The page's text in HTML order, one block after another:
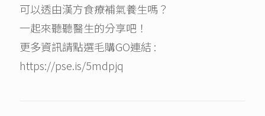
可以透由漢方食療補氣養生嗎？
一起來聽聽醫生的分享吧！
更多資訊請點選毛購GO連結 :
https://pse.is/5mdpjq